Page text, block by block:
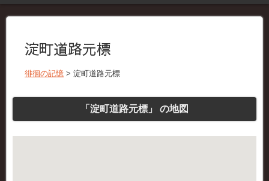
淀町道路元標
徘徊の記憶 > 淀町道路元標
「淀町道路元標」 の地図